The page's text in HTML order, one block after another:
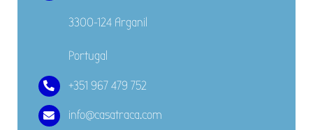
3300-124 Arganil
Portugal
+351 967 479 752
info@casatraca.com